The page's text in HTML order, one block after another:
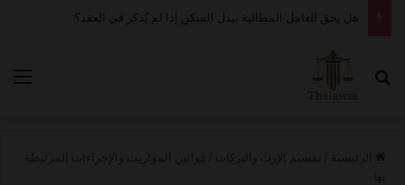
كم مدة قبول أو رفض عقد العمل الإلكتروني في قوى؟
بحث عن